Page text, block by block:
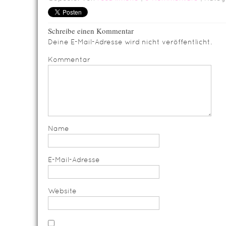
Schreibe einen Kommentar
Deine E-Mail-Adresse wird nicht veröffentlicht.
Kommentar
Name
E-Mail-Adresse
Website